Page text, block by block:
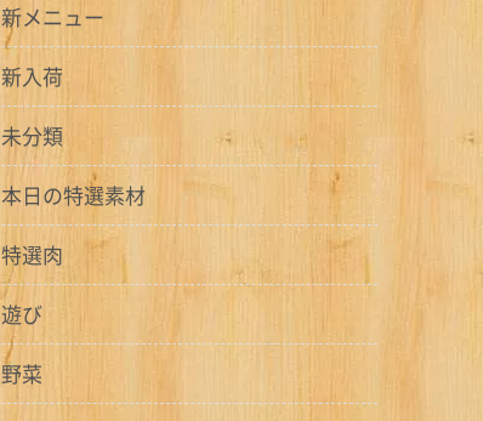
新メニュー
新入荷
未分類
本日の特選素材
特選肉
遊び
野菜